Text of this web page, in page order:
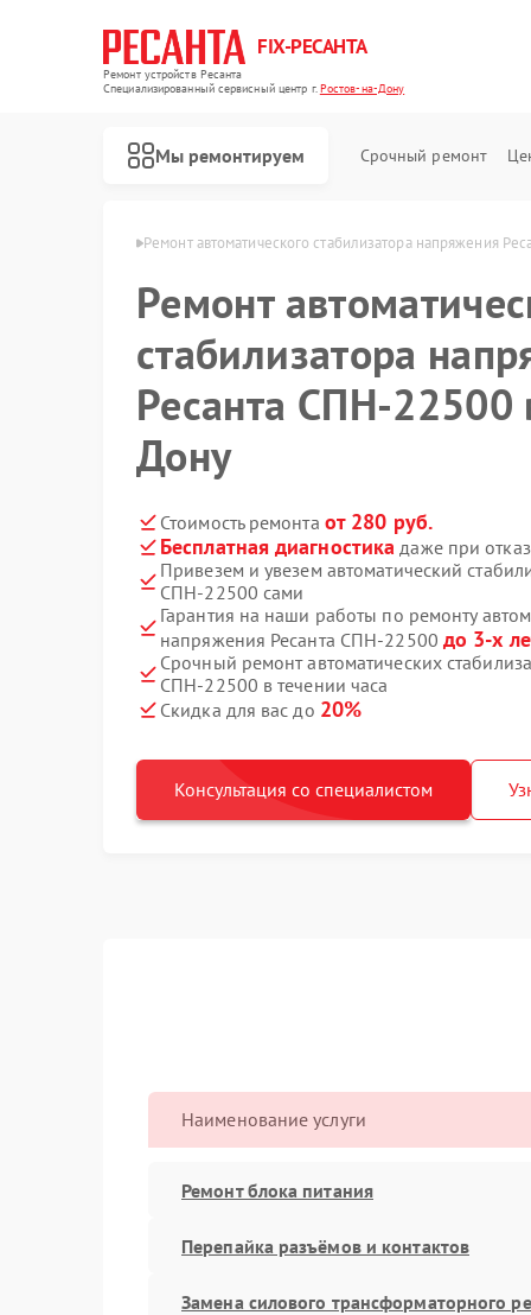
FIX-РЕСАНТА
Ремонт устройств Ресанта
Специализированный cервисный центр г.Ростов-на-Дону
Мы ремонтируем Срочный ремонт
в Ростове-на-Дону Ремонт автоматического стабилизатора напряжения
Ремонт
стабилизатора
Ресанта СПН-22500
Дону
Стоимость ремонта от 280 руб.
Бесплатная диагностика даже при
Привезем и увезем автоматический
СПН-22500 сами
Гарантия на наши работы по ремонту
напряжения Ресанта СПН-22500 до 3-х
Срочный ремонт автоматических
СПН-22500 в течении часа
Скидка для вас до 20%
Консультация со специалистом
Наименование услуги
Ремонт блока питания
Перепайка разъёмов и контактов
Замена силового трансформаторного